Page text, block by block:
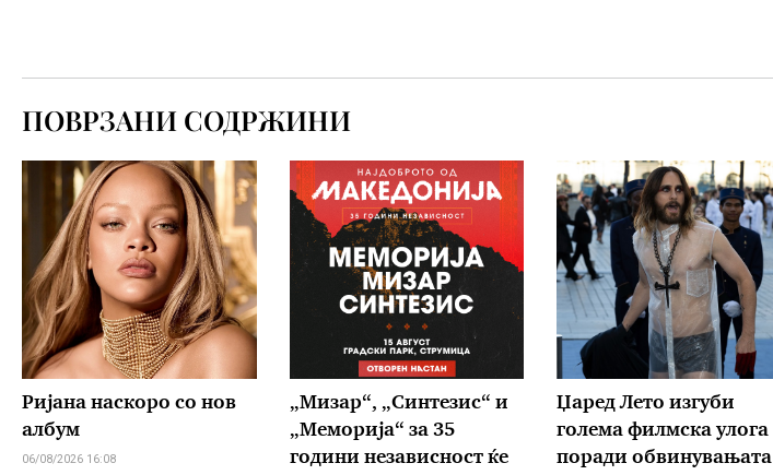
ПОВРЗАНИ СОДРЖИНИ
Ријана наскоро со нов
албум
06/08/2026 16:08
„Мизар“, „Синтезис“ и
„Меморија“ за 35
години независност ќе
Џаред Лето изгуби
голема филмска улога
поради обвинувањата